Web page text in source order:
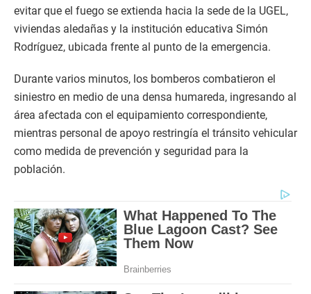
evitar que el fuego se extienda hacia la sede de la UGEL,
viviendas aledañas y la institución educativa Simón
Rodríguez, ubicada frente al punto de la emergencia.
Durante varios minutos, los bomberos combatieron el
siniestro en medio de una densa humareda, ingresando al
área afectada con el equipamiento correspondiente,
mientras personal de apoyo restringía el tránsito vehicular
como medida de prevención y seguridad para la
población.